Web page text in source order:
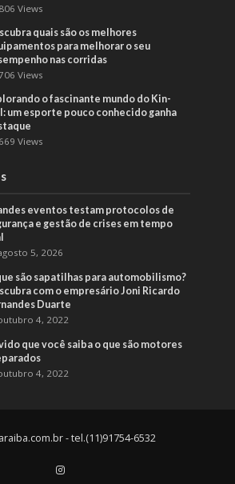
806 Views
quais são os melhores
para melhorar o seu
nas corridas
Views
o fascinante mundo do Kin-
um esporte pouco conhecido ganha
669 Views
eventos testam protocolos de
e gestão de crises em tempo
5, 2026
são sapatilhas para automobilismo?
com o empresário Joni Ricardo
Duarte
4, 2022
que você saiba o que são motores
4, 2022
- tel.(11)91754-6532